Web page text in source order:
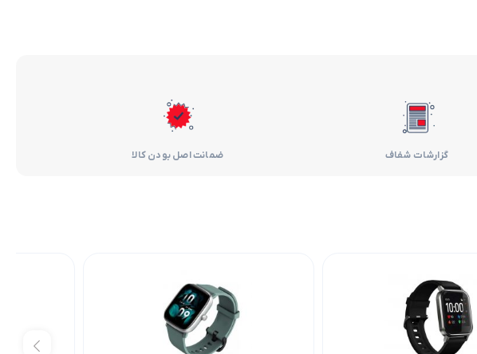
گوشتکوب برقی
همزن
هود
گزارشات شفاف ضمانت اصل بودن کالا